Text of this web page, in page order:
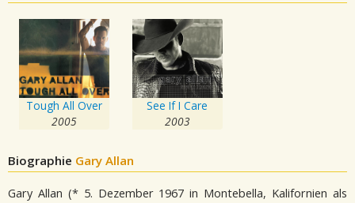
Tough All Over
2005
See If I Care
2003
Biographie Gary Allan
Gary Allan (* 5. Dezember 1967 in Montebella, Kalifornien als